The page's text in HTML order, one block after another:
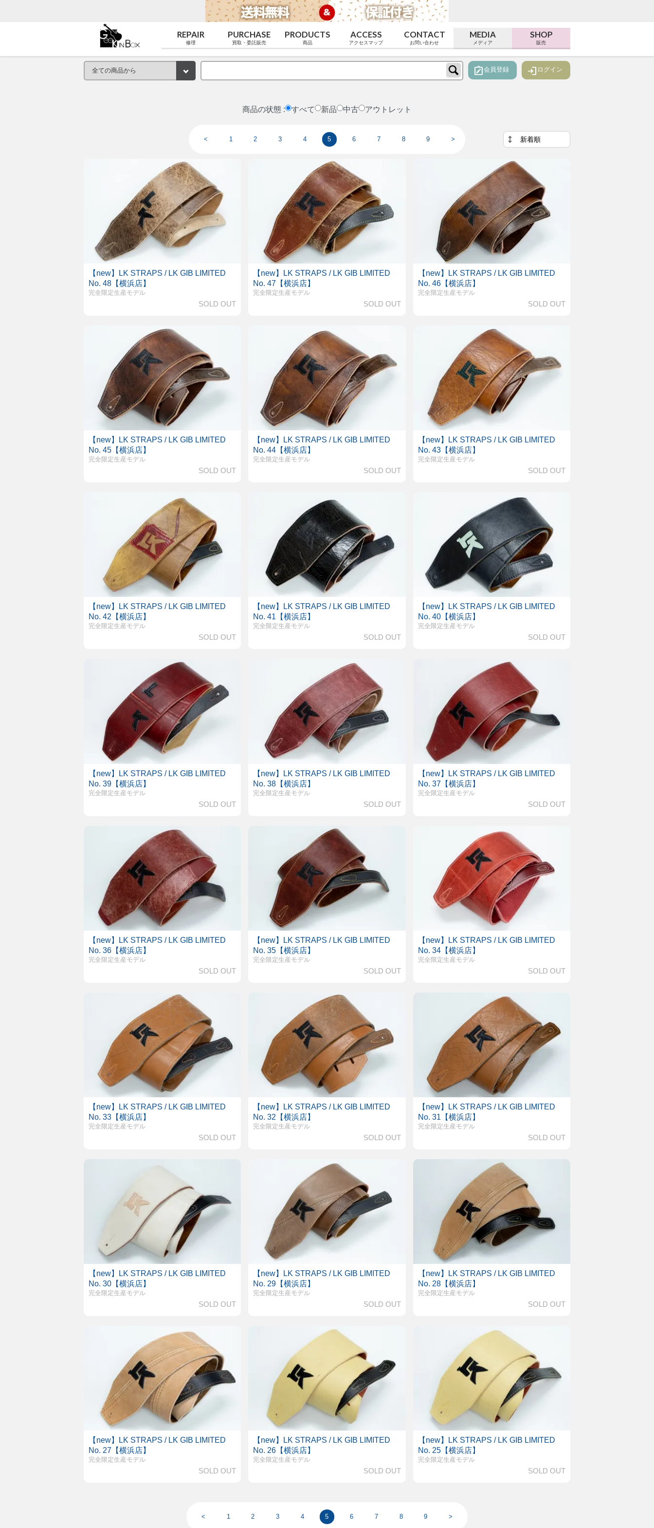
REPAIR
修理
PURCHASE
買取・委託販売
PRODUCTS
商品
ACCESS
アクセスマップ
CONTACT
お問い合わせ
MEDIA
メディア
SHOP
販売
note_alt会員登録 login ログイン
商品の状態 : すべて 新品 中古 アウトレット
< 1 2 3 4 5 6 7 8 9 >
【new】LK STRAPS / LK GIB LIMITED
No. 48【横浜店】
完全限定生産モデル
SOLD OUT
【new】LK STRAPS / LK GIB LIMITED
No. 47【横浜店】
完全限定生産モデル
SOLD OUT
【new】LK STRAPS / LK GIB LIMITED
No. 46【横浜店】
完全限定生産モデル
SOLD OUT
【new】LK STRAPS / LK GIB LIMITED
No. 45【横浜店】
完全限定生産モデル
SOLD OUT
【new】LK STRAPS / LK GIB LIMITED
No. 44【横浜店】
完全限定生産モデル
SOLD OUT
【new】LK STRAPS / LK GIB LIMITED
No. 43【横浜店】
完全限定生産モデル
SOLD OUT
【new】LK STRAPS / LK GIB LIMITED
No. 42【横浜店】
完全限定生産モデル
SOLD OUT
【new】LK STRAPS / LK GIB LIMITED
No. 41【横浜店】
完全限定生産モデル
SOLD OUT
【new】LK STRAPS / LK GIB LIMITED
No. 40【横浜店】
完全限定生産モデル
SOLD OUT
【new】LK STRAPS / LK GIB LIMITED
No. 39【横浜店】
完全限定生産モデル
SOLD OUT
【new】LK STRAPS / LK GIB LIMITED
No. 38【横浜店】
完全限定生産モデル
SOLD OUT
【new】LK STRAPS / LK GIB LIMITED
No. 37【横浜店】
完全限定生産モデル
SOLD OUT
【new】LK STRAPS / LK GIB LIMITED
No. 36【横浜店】
完全限定生産モデル
SOLD OUT
【new】LK STRAPS / LK GIB LIMITED
No. 35【横浜店】
完全限定生産モデル
SOLD OUT
【new】LK STRAPS / LK GIB LIMITED
No. 34【横浜店】
完全限定生産モデル
SOLD OUT
【new】LK STRAPS / LK GIB LIMITED
No. 33【横浜店】
完全限定生産モデル
SOLD OUT
【new】LK STRAPS / LK GIB LIMITED
No. 32【横浜店】
完全限定生産モデル
SOLD OUT
【new】LK STRAPS / LK GIB LIMITED
No. 31【横浜店】
完全限定生産モデル
SOLD OUT
【new】LK STRAPS / LK GIB LIMITED
No. 30【横浜店】
完全限定生産モデル
SOLD OUT
【new】LK STRAPS / LK GIB LIMITED
No. 29【横浜店】
完全限定生産モデル
SOLD OUT
【new】LK STRAPS / LK GIB LIMITED
No. 28【横浜店】
完全限定生産モデル
SOLD OUT
【new】LK STRAPS / LK GIB LIMITED
No. 27【横浜店】
完全限定生産モデル
SOLD OUT
【new】LK STRAPS / LK GIB LIMITED
No. 26【横浜店】
完全限定生産モデル
SOLD OUT
【new】LK STRAPS / LK GIB LIMITED
No. 25【横浜店】
完全限定生産モデル
SOLD OUT
< 1 2 3 4 5 6 7 8 9 >